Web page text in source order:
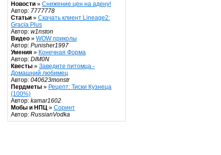
Новости » Снижение цен на адену!
Автор: 7777778
Статьи » Скачать клиент Lineage2:
Gracia Plus
Автор: w1nston
Видео » WOW приколы
Автор: Punisher1997
Умения » Конечная Форма
Автор: DIM0N
Квесты » Заведите питомца -
Домашний любимец
Автор: 040623monstr
Пердметы » Рецепт: Тиски Кузнеца
(100%)
Автор: kamar1602
Мобы и НПЦ » Соринт
Автор: RussianVodka